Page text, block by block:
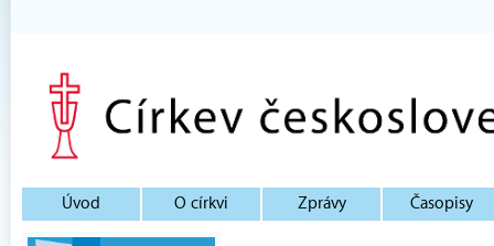
Úvod O církvi Zprávy Časopisy